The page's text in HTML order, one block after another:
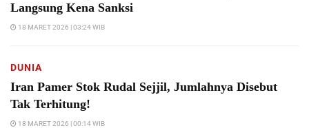
Langsung Kena Sanksi
18 MARET 2026 | 03:24 WIB
DUNIA
Iran Pamer Stok Rudal Sejjil, Jumlahnya Disebut
Tak Terhitung!
18 MARET 2026 | 00:14 WIB